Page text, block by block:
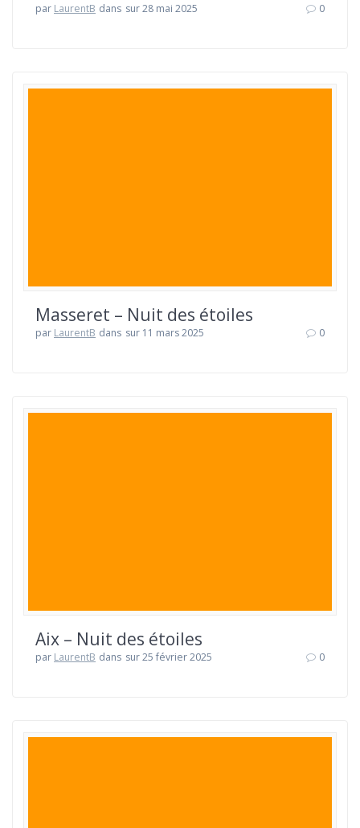
par LaurentB dans sur 28 mai 2025 0
Masseret – Nuit des étoiles
par LaurentB dans sur 11 mars 2025 0
Aix – Nuit des étoiles
par LaurentB dans sur 25 février 2025 0